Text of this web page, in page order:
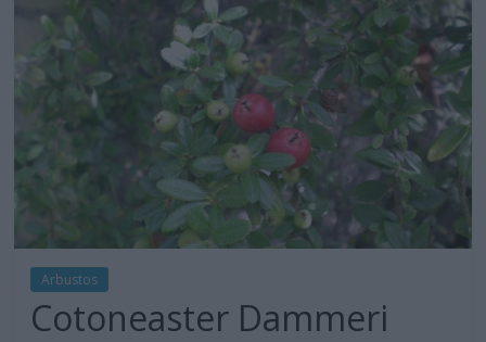
Arbustos
Cotoneaster Dammeri